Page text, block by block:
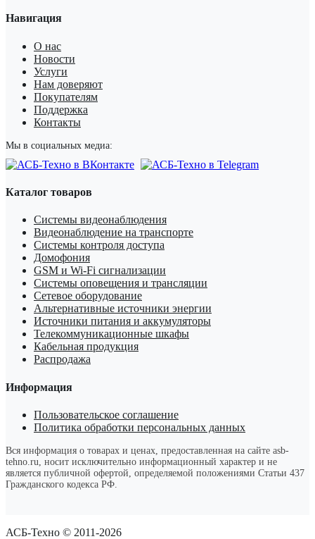
Навигация
О нас
Новости
Услуги
Нам доверяют
Покупателям
Поддержка
Контакты
Мы в социальных медиа:
Каталог товаров
Системы видеонаблюдения
Видеонаблюдение на транспорте
Системы контроля доступа
Домофония
GSM и Wi-Fi сигнализации
Системы оповещения и трансляции
Сетевое оборудование
Альтернативные источники энергии
Источники питания и аккумуляторы
Телекоммуникационные шкафы
Кабельная продукция
Распродажа
Информация
Пользовательское соглашение
Политика обработки персональных данных
Вся информация о товарах и ценах, предоставленная на сайте asb-
tehno.ru, носит исключительно информационный характер и не
является публичной офертой, определяемой положениями Статьи 437
Гражданского кодекса РФ.
АСБ-Техно © 2011-2026